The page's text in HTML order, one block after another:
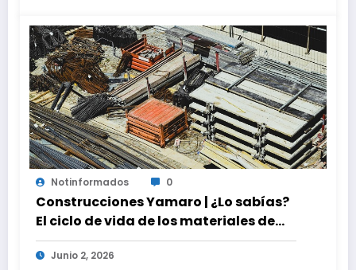
Notinformados 0
Construcciones Yamaro | ¿Lo sabías?
El ciclo de vida de los materiales de
construcción revoluciona eficiencia
en proyectos modernos
Junio 2, 2026